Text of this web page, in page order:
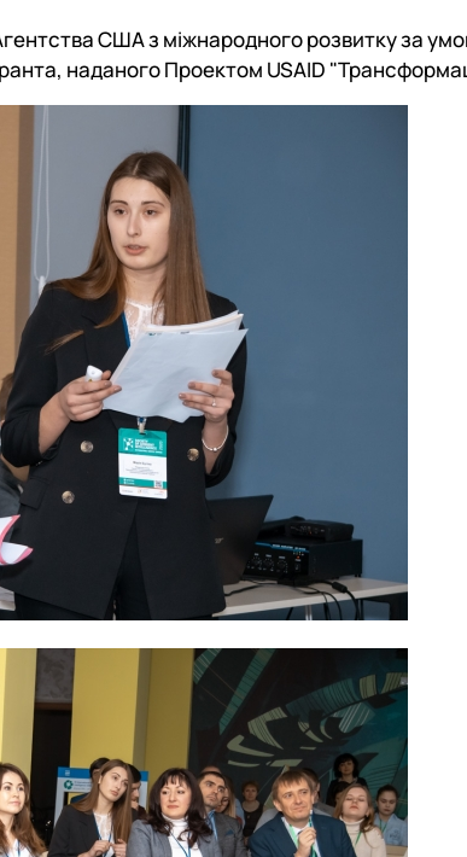
США з міжнародного розвитку за
наданого Проектом USAID